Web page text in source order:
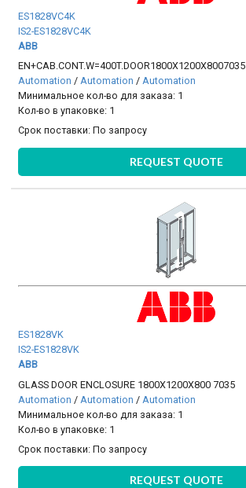
ES1828VC4K
IS2-ES1828VC4K
ABB
EN+CAB.CONT.W=400T.DOOR1800X1200X8007035
Automation /Automation /Automation
Минимальное кол-во для заказа: 1
Кол-во в упаковке: 1
Срок поставки:По запросу
REQUEST QUOTE
ES1828VK
IS2-ES1828VK
ABB
GLASS DOOR ENCLOSURE 1800X1200X800 7035
Automation / Automation / Automation
Минимальное кол-во для заказа: 1
Кол-во в упаковке: 1
Срок поставки:По запросу
REQUEST QUOTE